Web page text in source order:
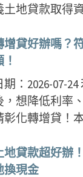
土地貸款取得
增貸好辦嗎？
期：2026-07-
，想降低利率
彰化轉增貸！
地貸款超好辦
換現金